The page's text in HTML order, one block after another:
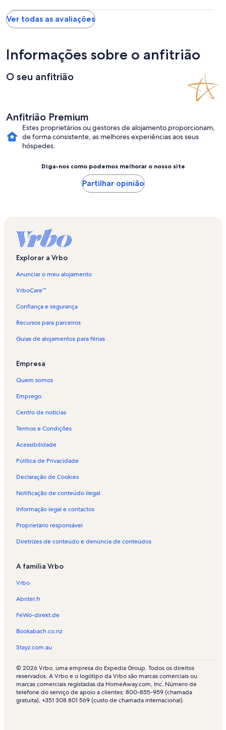
Ver todas as avaliações
Informações sobre o anfitrião
O seu anfitrião
Anfitrião Premium
Estes proprietários ou gestores de alojamento proporcionam,
de forma consistente, as melhores experiências aos seus
hóspedes.
Diga-nos como podemos melhorar o nosso site
Partilhar opinião
Explorar a Vrbo
Anunciar o meu alojamento
VrboCare™
Confiança e segurança
Recursos para parceiros
Guias de alojamentos para férias
Empresa
Quem somos
Emprego
Centro de notícias
Termos e Condições
Acessibilidade
Política de Privacidade
Declaração de Cookies
Notificação de conteúdo ilegal
Informação legal e contactos
Proprietário responsável
Diretrizes de conteúdo e denúncia de conteúdos
A família Vrbo
Vrbo
Abritel.fr
FeWo-direkt.de
Bookabach.co.nz
Stayz.com.au
© 2026 Vrbo, uma empresa do Expedia Group. Todos os direitos
reservados. A Vrbo e o logótipo da Vrbo são marcas comerciais ou
marcas comerciais registadas da HomeAway.com, Inc. Número de
telefone do serviço de apoio a clientes: 800-855-959 (chamada
gratuita), +351 308 801 569 (custo de chamada internacional).